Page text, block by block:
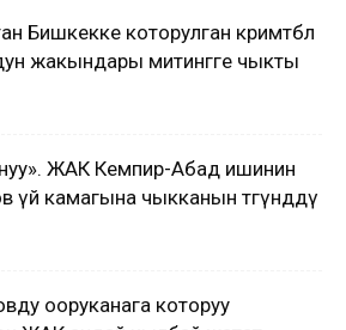
Бишкекке которулган кримтөбөл
жакындары митингге чыкты
ЖАК Кемпир-Абад ишинин
үй камагына чыкканын төгүндөдү
ооруканага которуу